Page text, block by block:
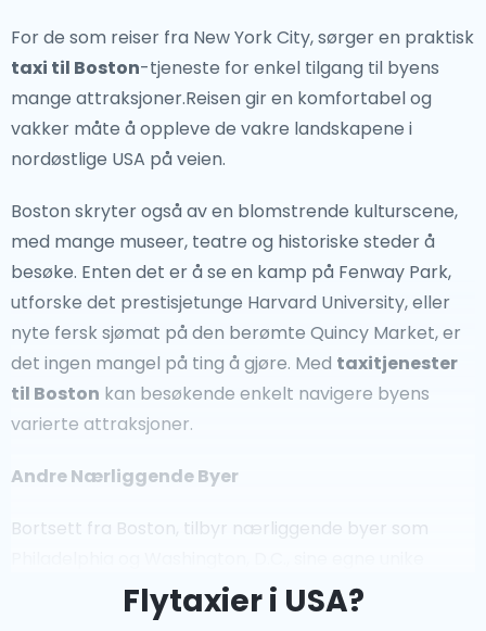
Utforske utenfor de større byene
Hvis du vil oppdage den roligere siden av USA, tilbyr
regioner som New England og Pacific Northwest vakre
landskap og sjarmerende småbyer. De store Smoky
friluftsentusiaster, mens de rullende åsene i Midwest
gir et glimt inn i det rurale amerikanske livet.I tillegg
inviterer de majestetiske Rocky Mountains eventyrere
og skiløpere fra hele verden.
For de som søker en rolig kystopplevelse, ta entaxi
til South Beach. Beliggende i Miami, er South Beach
kjent for sitt pulserende natteliv, fantastiske Art
South Beach lar reisende oppleve Floridas tropiske
landemerker og naturlige skjønnhet, er et reisemål
som ingen annen. Enten du nyter verdenskjent mat,
For de som reiser fra New York City, sørger en praktisk
taxi til Boston-tjeneste for enkel tilgang til byens
mange attraksjoner.Reisen gir en komfortabel og
vakker måte å oppleve de vakre landskapene i
nordøstlige USA på veien.
Boston skryter også av en blomstrende kulturscene,
med mange museer, teatre og historiske steder å
besøke. Enten det er å se en kamp på Fenway Park,
utforske det prestisjetunge Harvard University, eller
nyte fersk sjømat på den berømte Quincy Market, er
det ingen mangel på ting å gjøre. Med taxitjenester
til Boston kan besøkende enkelt navigere byens
varierte attraksjoner.
Andre Nærliggende Byer
Bortsett fra Boston, tilbyr nærliggende byer som
attraksjoner. Philadelphia, kjent som fødestedet for
amerikansk uavhengighet, er hjemsted for Liberty Bell
Flytaxier i USA?